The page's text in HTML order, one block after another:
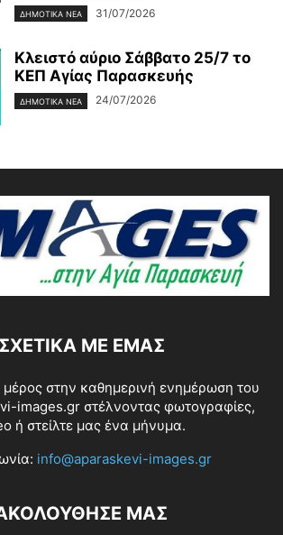
ΔΗΜΟΤΙΚΑ ΝΕΑ 31/07/2026
Κλειστό αύριο Σάββατο 25/7 το
ΚΕΠ Αγίας Παρασκευής
ΔΗΜΟΤΙΚΑ ΝΕΑ 24/07/2026
ΣΧΕΤΙΚΆ ΜΕ ΕΜΆΣ
στην καθημερινή ενημέρωση του
images.gr στέλνοντας φωτογραφίες,
ή στείλτε μας ένα μήνυμα.
info@aparaskevi-images.gr
ΜΑΣ